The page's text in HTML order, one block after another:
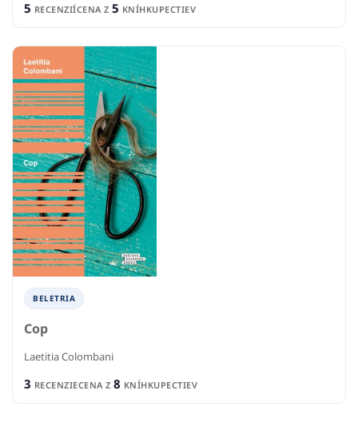
5 RECENZIÍCENA Z 5 KNÍHKUPECTIEV
BELETRIA
Cop
Laetitia Colombani
3 RECENZIECENA Z 8 KNÍHKUPECTIEV